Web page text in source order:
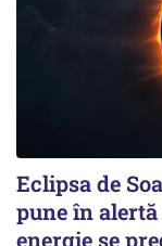
Eclipsa de
pune în alertă
energie se